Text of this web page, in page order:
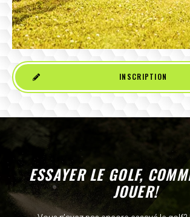
INSCRIPTION
ESSAYER LE GOLF,
JOUER!